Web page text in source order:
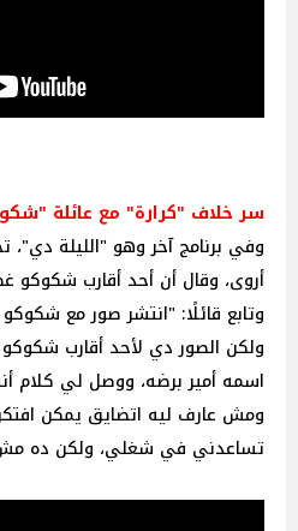
سر خلاف "كرارة" مع عائلة
وفي برنامج آخر وهو "الليلة دي"،
أروى، وقال أن أحد أقارب شكوكو
وتابع قائلًا: "انتشر صور مع
ولكن الصور دي لأحد أقارب
اسمه أمير برضه، ووصل لي كلام
ومش عارف ليه اتضايق يمكن
تساعدني في شغلي، ولكن ده